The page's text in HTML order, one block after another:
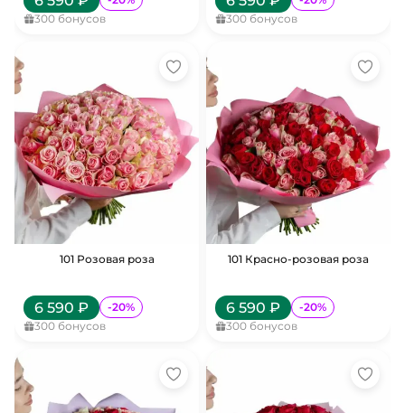
300 бонусов
300 бонусов
101 Розовая роза
6 590 ₽ -20%
300 бонусов
101 Красно-розовая роза
6 590 ₽ -20%
300 бонусов